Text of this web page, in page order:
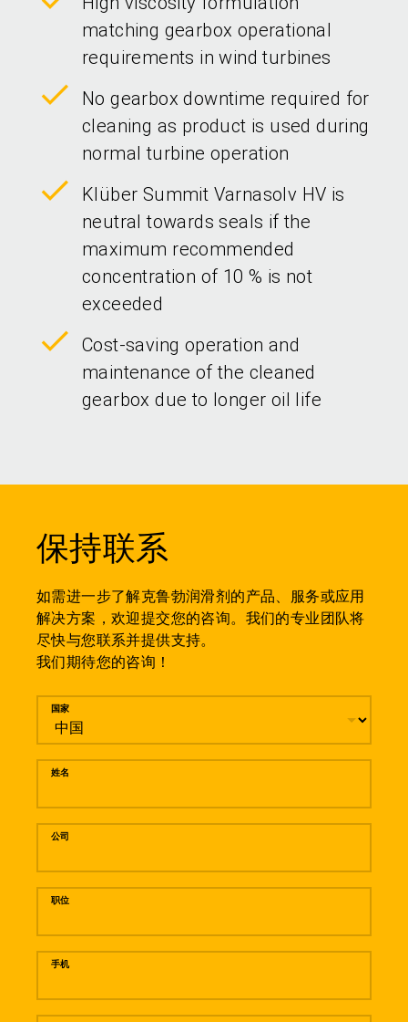
matching gearbox operational
requirements in wind turbines
No gearbox downtime required for
cleaning as product is used during
normal turbine operation
Klüber Summit Varnasolv HV is
neutral towards seals if the
maximum recommended
concentration of 10 % is not
exceeded
Cost-saving operation and
maintenance of the cleaned
gearbox due to longer oil life
保持联系
如需进一步了解克鲁勃润滑剂的产品、服务或应用
解决方案，欢迎提交您的咨询。我们的专业团队将
尽快与您联系并提供支持。
我们期待您的咨询！
留言
国家
姓名
公司
职位
手机